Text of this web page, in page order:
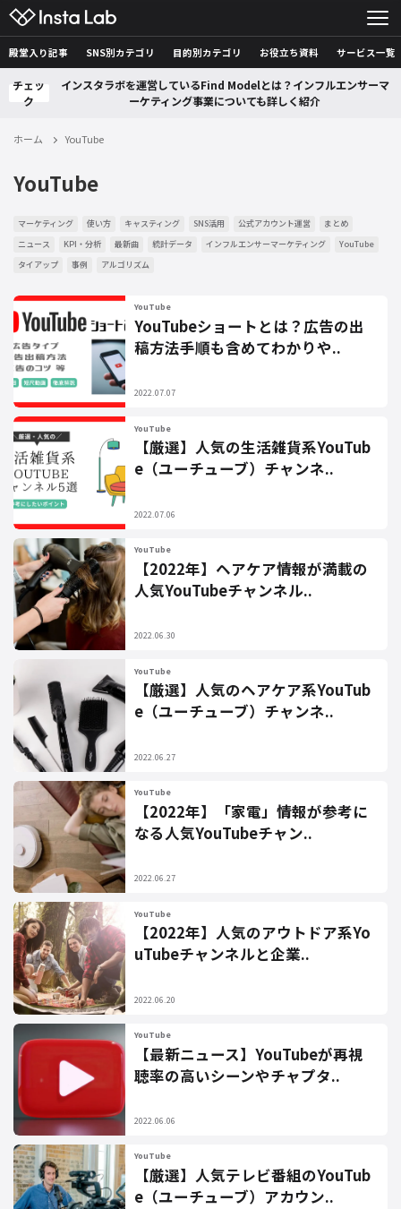
殿堂入り記事 SNS別カテゴリ 目的別カテゴリ お役立ち資料 サービス一覧
チェッ
ク
インスタラボを運営しているFind Modelとは？インフルエンサーマ
ーケティング事業についても詳しく紹介
ホーム YouTube
YouTube
マーケティング 使い方 キャスティング SNS活用 公式アカウント運営
まとめ
ニュース
KPI・分析 最新曲 統計データ インフルエンサーマーケティング
YouTube
タイアップ
事例 アルゴリズム
YouTube
YouTubeショートとは？広告の出
稿方法手順も含めてわかりや..
2022.07.07
YouTube
【厳選】人気の生活雑貨系YouTub
e（ユーチューブ）チャンネ..
2022.07.06
YouTube
【2022年】ヘアケア情報が満載の
人気YouTubeチャンネル..
2022.06.30
YouTube
【厳選】人気のヘアケア系YouTub
e（ユーチューブ）チャンネ..
2022.06.27
YouTube
【2022年】「家電」情報が参考に
なる人気YouTubeチャン..
2022.06.27
YouTube
【2022年】人気のアウトドア系Yo
uTubeチャンネルと企業..
2022.06.20
YouTube
【最新ニュース】YouTubeが再視
聴率の高いシーンやチャプタ..
2022.06.06
YouTube
【厳選】人気テレビ番組のYouTub
e（ユーチューブ）アカウン..